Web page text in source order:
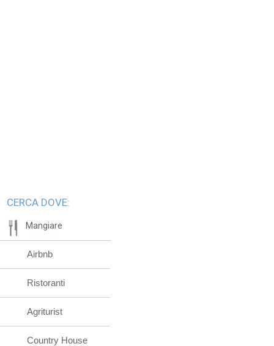
CERCA DOVE:
Mangiare
Airbnb
Ristoranti
Agriturist
Country House